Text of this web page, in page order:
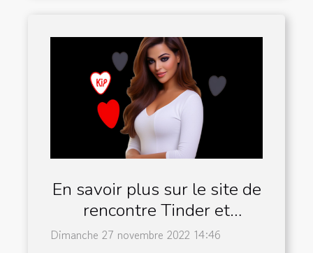
En savoir plus sur le site de
rencontre Tinder et
quelques avantages
Dimanche 27 novembre 2022 14:46